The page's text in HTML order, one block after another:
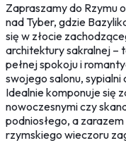
Zapraszamy do Rzymu
nad Tyber, gdzie
się w złocie
architektury sakralnej –
pełnej spokoju i
swojego salonu,
Idealnie komponuje się
nowoczesnymi czy
podniosłego, a
rzymskiego wieczoru